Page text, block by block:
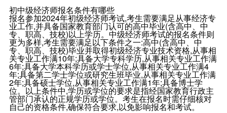
初中级经济师报名条件有哪些
报名参加2024年初级经济师考试,考生需要满足从事经济专
业工作,并具备国家教育部门认可的高中毕业(含高中、中
专、职高、技校)以上学历。中级经济师考试的报名条件则
更为多样,考生需要满足以下条件之一:高中(含高中、中
专、职高、技校)毕业并取得初级经济专业技术资格,从事相
关专业工作满10年;具备大学专科学历,从事相关专业工作满
6年;具备大学本科学历或学士学位,从事相关专业工作满4
年;具备第二学士学位或研究生班毕业,从事相关专业工作满
2年;具备硕士学位,从事相关专业工作满1年;具备博士学
位。以上条件中,学历或学位的要求是指经国家教育行政主
管部门承认的正规学历或学位。考生在报名时需仔细核对
自己的资格条件,确保符合要求,以免影响报名和考试。